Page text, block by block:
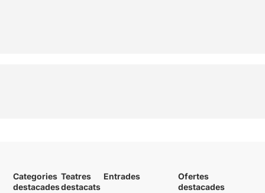
Categories
destacades
Teatres
destacats
Entrades
Ofertes
destacades